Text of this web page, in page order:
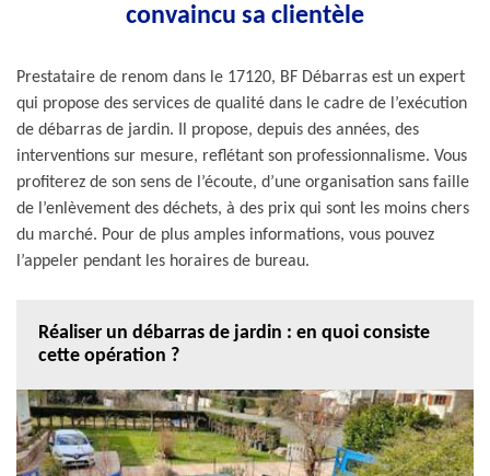
convaincu sa clientèle
Prestataire de renom dans le 17120, BF Débarras est un expert
qui propose des services de qualité dans le cadre de l’exécution
de débarras de jardin. Il propose, depuis des années, des
interventions sur mesure, reflétant son professionnalisme. Vous
profiterez de son sens de l’écoute, d’une organisation sans faille
de l’enlèvement des déchets, à des prix qui sont les moins chers
du marché. Pour de plus amples informations, vous pouvez
l’appeler pendant les horaires de bureau.
Réaliser un débarras de jardin : en quoi consiste
cette opération ?